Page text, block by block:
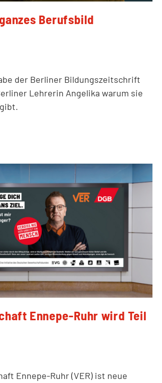
Berufsbild
der Berliner Bildungszeitschrift
Lehrerin Angelika warum sie
Ennepe-Ruhr wird Teil
Ennepe-Ruhr (VER) ist neue